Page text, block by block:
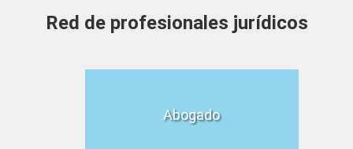
Red de profesionales jurídicos
Abogado